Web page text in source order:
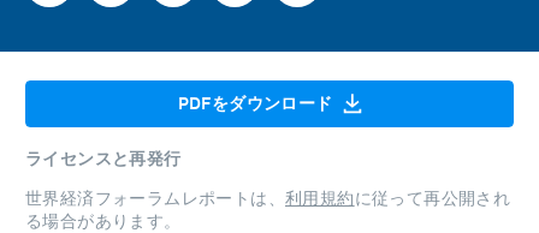
PDFをダウンロード
ライセンスと再発行
世界経済フォーラムレポートは、 利用規約に従って再公開され
る場合があります。